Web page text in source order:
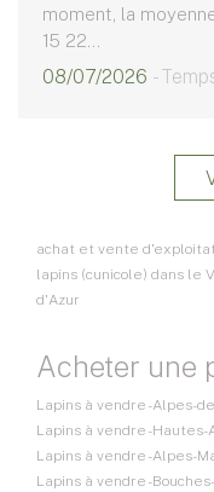
moment, la
15 22...
08/07/2026 -
achat et vente
lapins (cunicole) dans le
d'Azur
Acheter une
Lapins à vendre - Alpes-
Lapins à vendre - Hautes-
Lapins à vendre - Alpes-
Lapins à vendre -